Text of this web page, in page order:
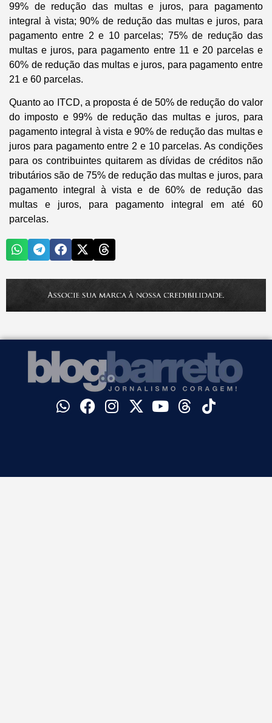
99% de redução das multas e juros, para pagamento
integral à vista; 90% de redução das multas e juros, para
pagamento entre 2 e 10 parcelas; 75% de redução das
multas e juros, para pagamento entre 11 e 20 parcelas e
60% de redução das multas e juros, para pagamento entre
21 e 60 parcelas.
Quanto ao ITCD, a proposta é de 50% de redução do valor
do imposto e 99% de redução das multas e juros, para
pagamento integral à vista e 90% de redução das multas e
juros para pagamento entre 2 e 10 parcelas. As condições
para os contribuintes quitarem as dívidas de créditos não
tributários são de 75% de redução das multas e juros, para
pagamento integral à vista e de 60% de redução das
multas e juros, para pagamento integral em até 60
parcelas.